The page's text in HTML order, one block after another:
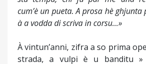
cum’è un pueta. A prosa hè
à a vodda di scriva in corsu...»
À vintun’anni, zifra a so prima
strada, a vulpi è u banditu